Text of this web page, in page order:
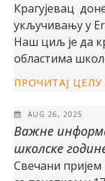
Крагујевац
укључивању у
Наш циљ је да
областима
ПРОЧИТАЈ ЦЕЛУ
AUG 26, 2025
Важне
школске
Свечани пријем